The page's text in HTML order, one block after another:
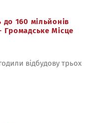
160 мільйонів
Громадське Місце
відбудову трьох